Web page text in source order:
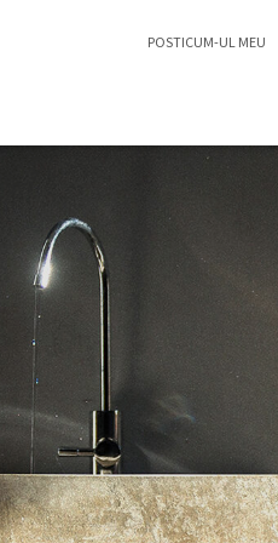
POSTICUM-UL MEU